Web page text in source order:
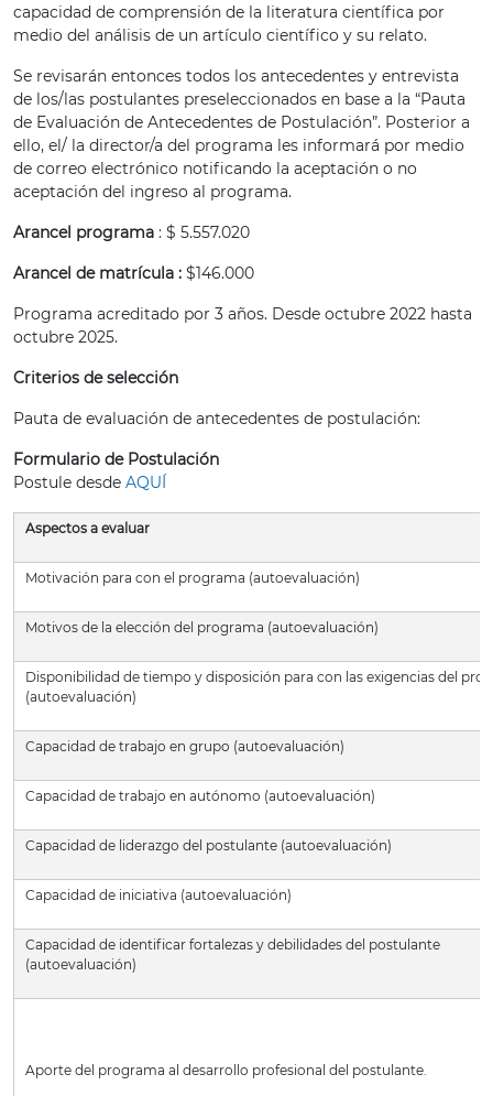
capacidad de comprensión de la literatura científica por
medio del análisis de un artículo científico y su relato.
Se revisarán entonces todos los antecedentes y entrevista
de los/las postulantes preseleccionados en base a la “Pauta
de Evaluación de Antecedentes de Postulación”. Posterior a
ello, el/ la director/a del programa les informará por medio
de correo electrónico notificando la aceptación o no
aceptación del ingreso al programa.
Arancel programa : $ 5.557.020
Arancel de matrícula : $146.000
Programa acreditado por 3 años. Desde octubre 2022 hasta
octubre 2025.
Criterios de selección
Pauta de evaluación de antecedentes de postulación:
Formulario de Postulación
Postule desde AQUÍ
Aspectos a evaluar
Motivación para con el programa (autoevaluación)
Motivos de la elección del programa (autoevaluación)
Disponibilidad de tiempo y disposición para con las exigencias del
(autoevaluación)
Capacidad de trabajo en grupo (autoevaluación)
Capacidad de trabajo en autónomo (autoevaluación)
Capacidad de liderazgo del postulante (autoevaluación)
Capacidad de iniciativa (autoevaluación)
Capacidad de identificar fortalezas y debilidades del postulante
(autoevaluación)
Aporte del programa al desarrollo profesional del postulante.